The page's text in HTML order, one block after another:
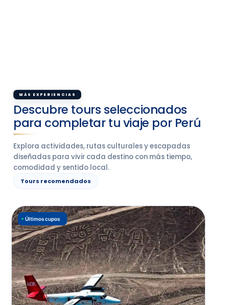
MÁS EXPERIENCIAS
Descubre tours seleccionados
para completar tu viaje por Perú
Explora actividades, rutas culturales y escapadas
diseñadas para vivir cada destino con más tiempo,
comodidad y sentido local.
Tours recomendados
Últimos cupos